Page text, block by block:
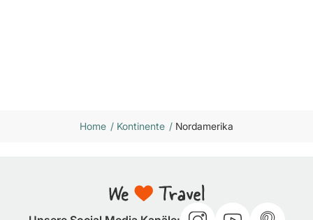
Home / Kontinente / Nordamerika